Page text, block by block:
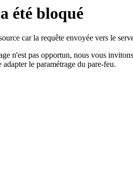
été bloqué
car la requête envoyée vers le
n'est pas opportun, nous vous
le paramétrage du pare-feu.